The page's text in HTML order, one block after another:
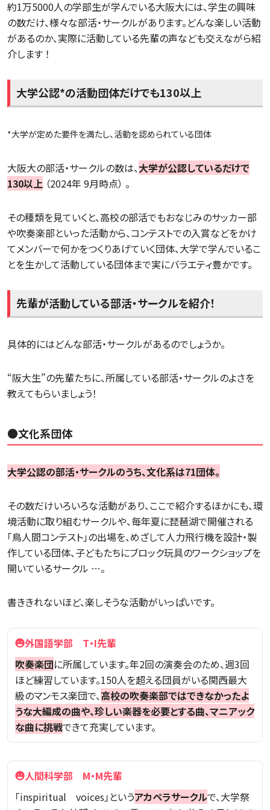
約1万5000人の学部生が学んでいる大阪大には、学生の興味
の数だけ、様々な部活・サークルがあります。どんな楽しい活動
があるのか、実際に活動している先輩の声なども交えながら紹
介します ！
大学公認*の活動団体だけでも130以上
*大学が定めた要件を満たし、活動を認められている団体
大阪大の部活・サークルの数は、大学が公認しているだけで
130以上 （2024年 9月時点） 。
その種類を見ていくと、高校の部活でもおなじみのサッカー部
や吹奏楽部といった活動から、コンテストでの入賞などをかけ
てメンバーで何かをつくりあげていく団体、大学で学んでいるこ
とを生かして活動している団体まで実にバラエティ豊かです。
先輩が活動している部活・サークルを紹介！
具体的にはどんな部活・サークルがあるのでしょうか。
“阪大生”の先輩たちに、所属している部活・サークルのよさを
教えてもらいましょう！
●文化系団体
大学公認の部活・サークルのうち、文化系は71団体。
その数だけいろいろな活動があり、ここで紹介するほかにも、環
境活動に取り組むサークルや、毎年夏に琵琶湖で開催される
「鳥人間コンテスト」の出場を、めざして人力飛行機を設計・製
作している団体、子どもたちにブロック玩具のワークショップを
開いているサークル …。
書ききれないほど、楽しそうな活動がいっぱいです。
外国語学部 T・I先輩
吹奏楽団に所属しています。年2回の演奏会のため、週3回
ほど練習しています。150人を超える団員がいる関西最大
級のマンモス楽団で、高校の吹奏楽部ではできなかったよ
うな大編成の曲や、珍しい楽器を必要とする曲、マニアック
な曲に挑戦できて充実しています。
人間科学部 M・M先輩
「inspiritual voices」というアカペラサークルで、大学祭